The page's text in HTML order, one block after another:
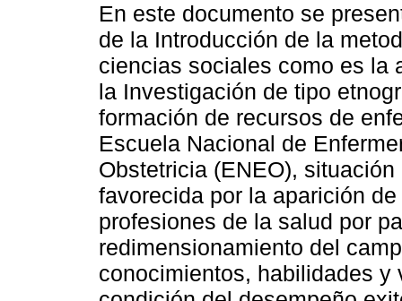
En este documento se
de la Introducción de la
ciencias sociales como es la
la Investigación de tipo
formación de recursos de
Escuela Nacional de
Obstetricia (ENEO),
favorecida por la aparición
profesiones de la salud por
redimensionamiento del
conocimientos, habilidades